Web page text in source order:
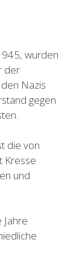
wurden
der
Nazis
gegen
die von
Kresse
und